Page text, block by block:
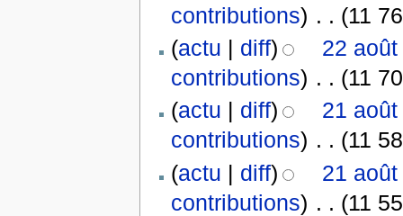
contributions) . . (11
(actu | diff)
22
contributions) . . (11
(actu | diff)
21
contributions) . . (11
(actu | diff)
21
contributions) . . (11